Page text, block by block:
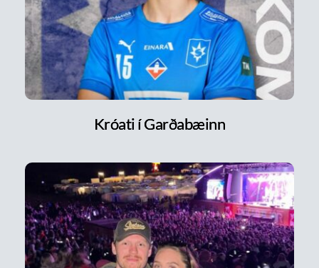
Króati í Garðabæinn